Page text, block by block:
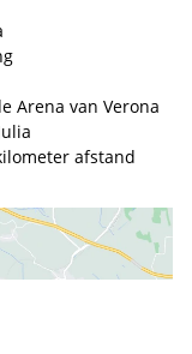
Arena van Verona
afstand